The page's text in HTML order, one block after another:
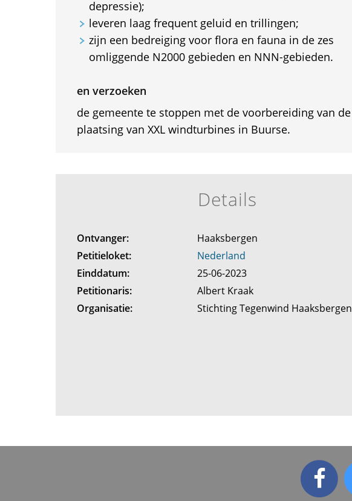
depressie);
leveren laag frequent geluid en trillingen;
zijn een bedreiging voor flora en fauna in de zes
omliggende N2000 gebieden en NNN-gebieden.
en verzoeken
de gemeente te stoppen met de voorbereiding van de
plaatsing van XXL windturbines in Buurse.
Details
Ontvanger:
Haaksbergen
Petitieloket:
Nederland
Einddatum:
25-06-2023
Petitionaris:
Albert Kraak
Organisatie:
Stichting Tegenwind Haaksbergen